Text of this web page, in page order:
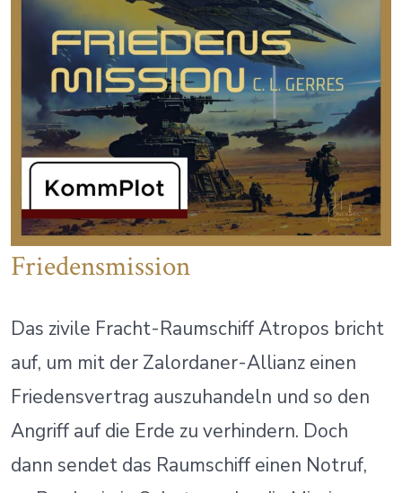
Friedensmission
Das zivile Fracht-Raumschiff Atropos bricht
auf, um mit der Zalordaner-Allianz einen
Friedensvertrag auszuhandeln und so den
Angriff auf die Erde zu verhindern. Doch
dann sendet das Raumschiff einen Notruf,